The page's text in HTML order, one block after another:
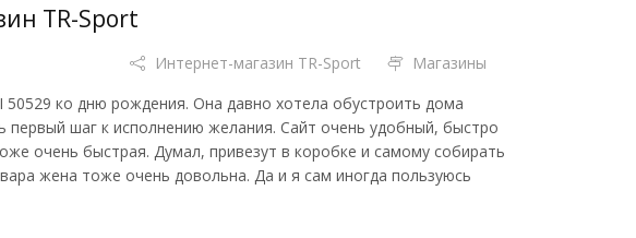
TR-Sport
Интернет-магазин TR-Sport
Магазины
50529 ко дню рождения. Она давно хотела обустроить дома
шаг к исполнению желания. Сайт очень удобный, быстро
очень быстрая. Думал, привезут в коробке и самому собирать
жена тоже очень довольна. Да и я сам иногда пользуюсь